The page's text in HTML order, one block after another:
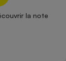
la note